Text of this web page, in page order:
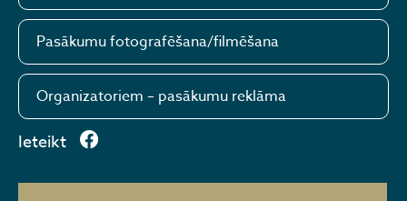
Pasākumu fotografēšana/filmēšana
Organizatoriem – pasākumu reklāma
Ieteikt